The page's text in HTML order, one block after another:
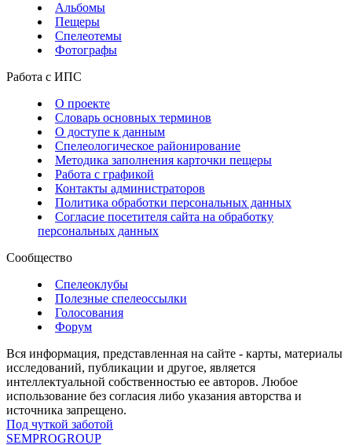
Альбомы
Пещеры
Спелеотемы
Фотографы
Работа с ИПС
О проекте
Словарь основных терминов
О доступе к данным
Спелеологическое районирование
Методика заполнения карточки пещеры
Работа с графикой
Контакты администраторов
Политика обработки персональных данных
Согласие посетителя сайта на обработку
персональных данных
Сообщество
Спелеоклубы
Полезные спелеоссылки
Голосования
Форум
Вся информация, представленная на сайте - карты, материалы
исследований, публикации и другое, является
интеллектуальной собственностью ее авторов. Любое
использование без согласия либо указания авторства и
источника запрещено.
Под чуткой заботой
SEMPROGROUP